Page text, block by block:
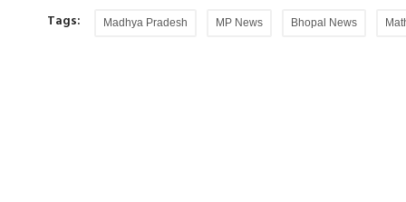
Tags: Madhya Pradesh MP News Bhopal News